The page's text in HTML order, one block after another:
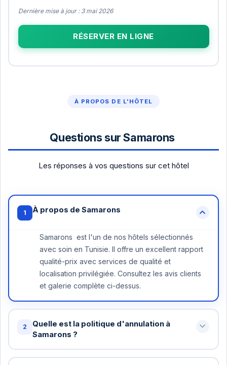
Dernière mise à jour : 3 mai 2026
RÉSERVER EN LIGNE
À PROPOS DE L'HÔTEL
Questions sur Samarons
Les réponses à vos questions sur cet hôtel
1 À propos de Samarons
Samarons est l'un de nos hôtels sélectionnés
avec soin en Tunisie. Il offre un excellent rapport
qualité-prix avec services de qualité et
localisation privilégiée. Consultez les avis clients
et galerie complète ci-dessus.
2
Quelle est la politique d'annulation à
Samarons ?
Annulation gratuite jusqu'à 48 heures avant votre